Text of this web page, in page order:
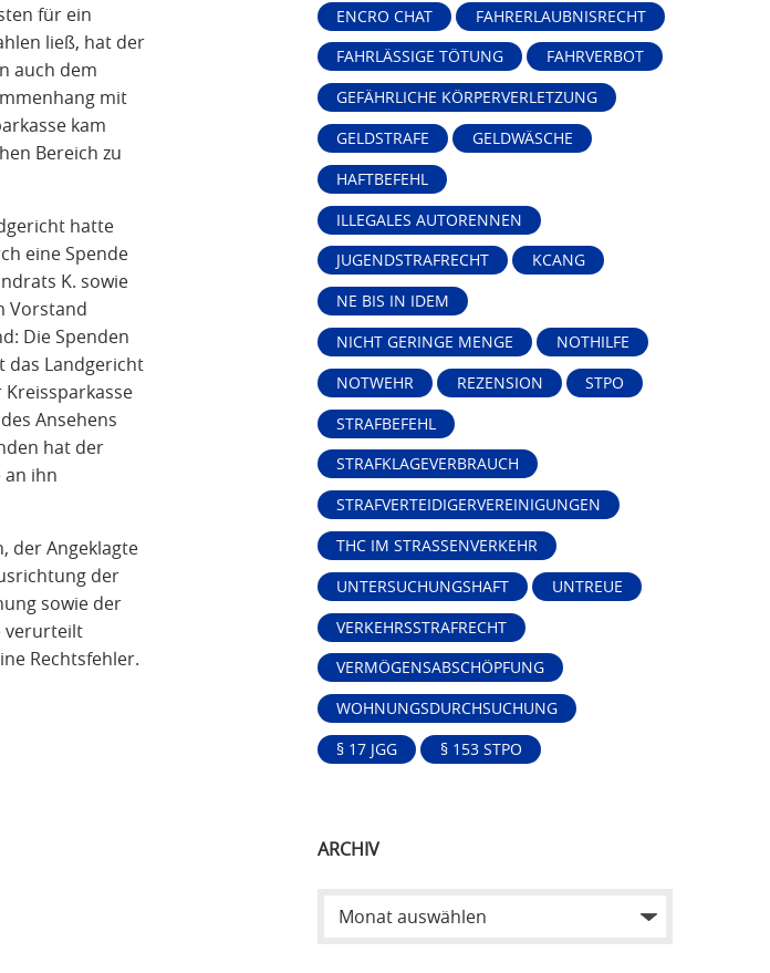
für ein
ließ, hat der
auch dem
mit
kam
Bereich zu
hatte
eine Spende
K. sowie
Vorstand
Die Spenden
das Landgericht
Ansehens
hat der
an ihn
der Angeklagte
der
sowie der
verurteilt
Rechtsfehler.
ENCRO CHAT
FAHRERLAUBNISRECHT
FAHRLÄSSIGE TÖTUNG
FAHRVERBOT
GEFÄHRLICHE KÖRPERVERLETZUNG
GELDSTRAFE
GELDWÄSCHE
HAFTBEFEHL
ILLEGALES AUTORENNEN
JUGENDSTRAFRECHT
KCANG
NE BIS IN IDEM
NICHT GERINGE MENGE
NOTHILFE
NOTWEHR
REZENSION
STPO
STRAFBEFEHL
STRAFKLAGEVERBRAUCH
STRAFVERTEIDIGERVEREINIGUNGEN
THC IM STRASSENVERKEHR
UNTERSUCHUNGSHAFT
UNTREUE
VERKEHRSSTRAFRECHT
VERMÖGENSABSCHÖPFUNG
WOHNUNGSDURCHSUCHUNG
§ 17 JGG
§ 153 STPO
ARCHIV